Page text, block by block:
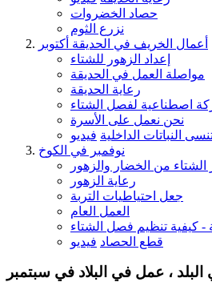
حصاد الخضروات
نزرع الثوم
أعمال الخريف في الحديقة أكتوبر
إعداد الزهور للشتاء
مواصلة العمل في الحديقة
رعاية الحديقة
اصطناعية لفصل الشتاء
نحن نعمل على الأسرة
النباتات الداخلية فيديو
نوفمبر في الكوخ
الشتاء من الخضار والزهور
رعاية الزهور
جعل احتياطيات التربة
العمل العام
- كيفية تنظيم فصل الشتاء
قطع الحصاد فيديو
، عمل في البلاد في سبتمبر